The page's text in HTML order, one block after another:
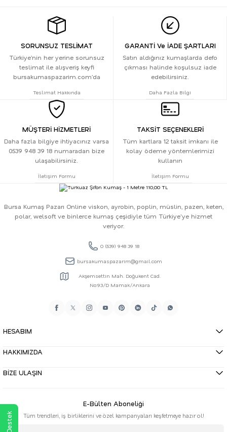
SORUNSUZ TESLİMAT
Türkiye’nin her yerine sorunsuz
teslimat ile alışveriş keyfi
bursakumaspazarim.com’da
Teslimat Hakkında
GARANTİ Ve İADE ŞARTLARI
Satın aldığınız kumaşlarda defo
çıkması halinde koşulsuz iade
edebilirsiniz.
Daha Fazla Bilgi
MÜŞTERİ HİZMETLERİ
Daha fazla bilgiye ihtiyacınız varsa
0539 948 39 18 numaradan bize
ulaşabilirsiniz.
İletişim Formu
TAKSİT SEÇENEKLERİ
Tüm kartlara 12 taksit imkanı ile
kolay ödeme yöntemlerimizi
kullanın
İletişim Formu
Bursa Kumaş Pazarı Online viskon, ayrobin, poplin, müslin, pazen, keten,
polar, welsoft ve binlerce kumaş çeşidiyle tüm Türkiye'ye hizmet
veriyor.
0 (539) 948 39 18
bursakumaspazarim@gmail.com
Akşemsettin Mah. Doğukent Cad.
No:93/D Mamak/Ankara
HESABIM
HAKKIMIZDA
BİZE ULAŞIN
E-Bülten Aboneliği
Tüm trendleri, iş birliklerini ve özel kampanyaları keşfetmeye hazır ol!